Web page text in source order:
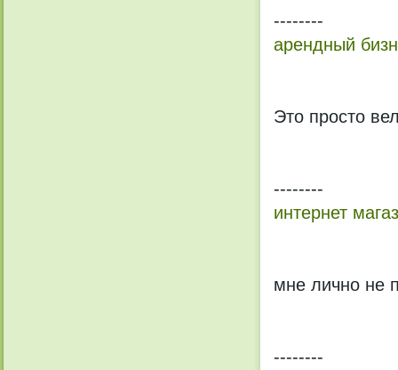
--------
арендный
Это просто
--------
интернет
мне лично не
--------